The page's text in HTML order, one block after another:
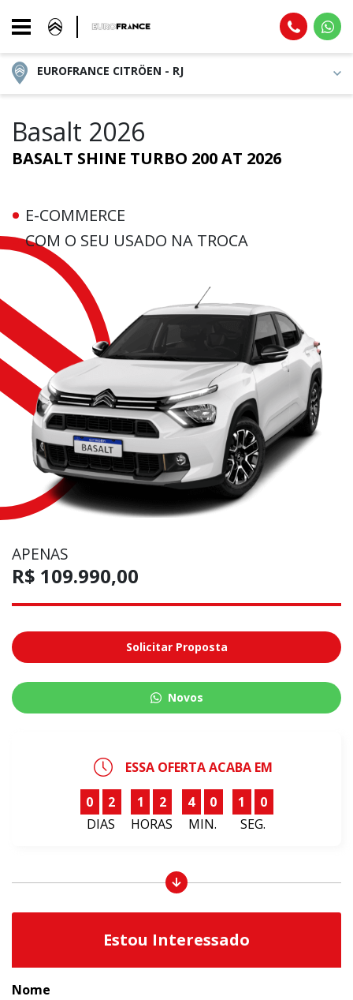
EUROFRANCE CITRÖEN - RJ
Basalt 2026
BASALT SHINE TURBO 200 AT 2026
APENAS
R$ 109.990,00
E-COMMERCE
COM O SEU USADO NA TROCA
Solicitar Proposta
Novos
ESSA OFERTA ACABA EM
0
2
DIAS
1
2
HORAS
4
0
MIN.
0
9
SEG.
Estou Interessado
Nome